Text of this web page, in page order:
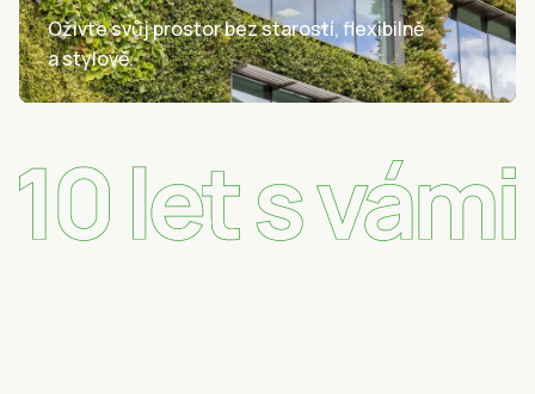
Oživte svůj prostor bez starostí, flexibilně
a stylově.